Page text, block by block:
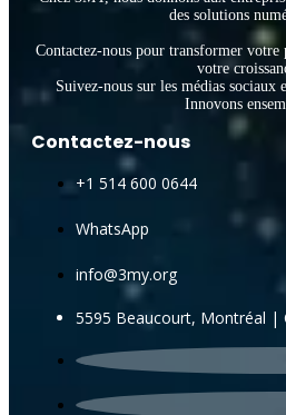
des solutions
Contactez-nous pour transformer votre
votre
Suivez-nous sur les médias sociaux
Innovons
Contactez-nous
+1 514 600 0644
WhatsApp
info@3my.org
5595 Beaucourt, Montréal |